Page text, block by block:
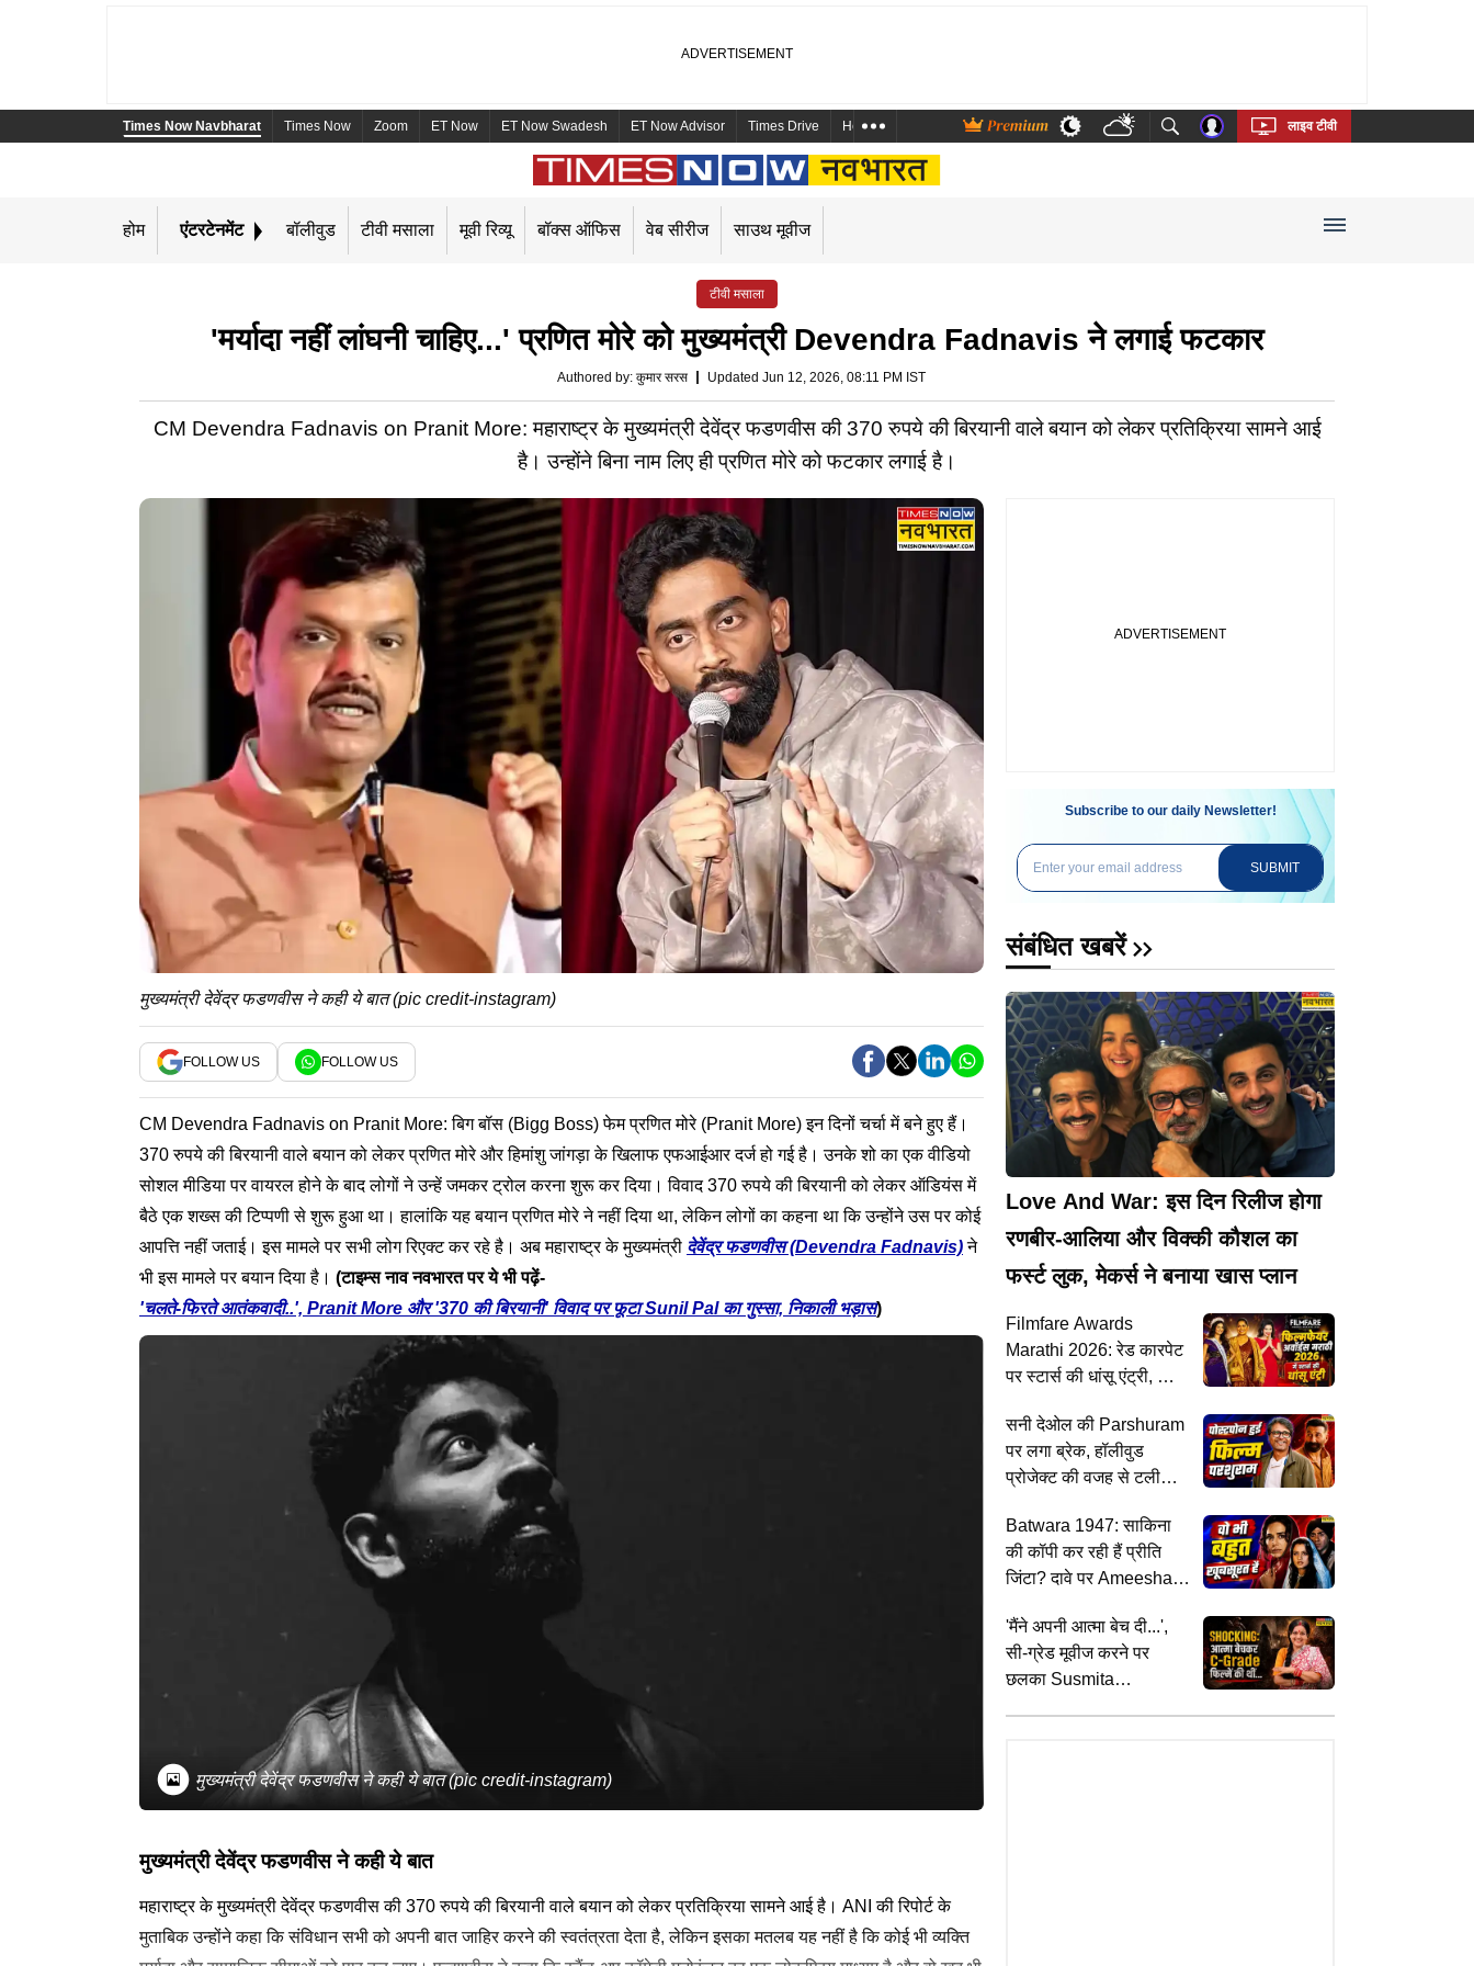
Times Now Navbharat Times Now Zoom ET Now ET Now Swadesh ET Now Advisor Times Drive Health and Me Marathi Bengali Telugu Tamil Kannada Malayalam
लाइव टीवी
होम एंटरटेनमेंट बॉलीवुड टीवी मसाला मूवी रिव्यू बॉक्स ऑफिस वेब सीरीज साउथ मूवीज
टीवी मसाला
'मर्यादा नहीं लांघनी चाहिए...' प्रणित मोरे को मुख्यमंत्री Devendra Fadnavis ने लगाई फटकार
Authored by: कुमार सरस Updated Jun 12, 2026, 08:11 PM IST
CM Devendra Fadnavis on Pranit More: महाराष्ट्र के मुख्यमंत्री देवेंद्र फडणवीस की 370 रुपये की बिरयानी वाले बयान को लेकर प्रतिक्रिया सामने आई
है। उन्होंने बिना नाम लिए ही प्रणित मोरे को फटकार लगाई है।
मुख्यमंत्री देवेंद्र फडणवीस ने कही ये बात (pic credit-instagram)
FOLLOW US FOLLOW US
CM Devendra Fadnavis on Pranit More: बिग बॉस (Bigg Boss) फेम प्रणित मोरे (Pranit More) इन दिनों चर्चा में बने हुए हैं।
370 रुपये की बिरयानी वाले बयान को लेकर प्रणित मोरे और हिमांशु जांगड़ा के खिलाफ एफआईआर दर्ज हो गई है। उनके शो का एक वीडियो
सोशल मीडिया पर वायरल होने के बाद लोगों ने उन्हें जमकर ट्रोल करना शुरू कर दिया। विवाद 370 रुपये की बिरयानी को लेकर ऑडियंस में
बैठे एक शख्स की टिप्पणी से शुरू हुआ था। हालांकि यह बयान प्रणित मोरे ने नहीं दिया था, लेकिन लोगों का कहना था कि उन्होंने उस पर कोई
आपत्ति नहीं जताई। इस मामले पर सभी लोग रिएक्ट कर रहे है। अब महाराष्ट्र के मुख्यमंत्री देवेंद्र फडणवीस (Devendra Fadnavis)ने
भी इस मामले पर बयान दिया है। (टाइम्स नाव नवभारत पर ये भी पढ़ें-
'चलते-फिरते आतंकवादी..', Pranit More और '370 की बिरयानी' विवाद पर फूटा Sunil Pal का गुस्सा, निकाली भड़ास)
मुख्यमंत्री देवेंद्र फडणवीस ने कही ये बात (pic credit-instagram)
मुख्यमंत्री देवेंद्र फडणवीस ने कही ये बात
महाराष्ट्र के मुख्यमंत्री देवेंद्र फडणवीस की 370 रुपये की बिरयानी वाले बयान को लेकर प्रतिक्रिया सामने आई है। ANI की रिपोर्ट के
मुताबिक उन्होंने कहा कि संविधान सभी को अपनी बात जाहिर करने की स्वतंत्रता देता है, लेकिन इसका मतलब यह नहीं है कि कोई भी व्यक्ति
Subscribe to our daily Newsletter!
SUBMIT
संबंधित खबरें
Love And War: इस दिन रिलीज होगा
रणबीर-आलिया और विक्की कौशल का
फर्स्ट लुक, मेकर्स ने बनाया खास प्लान
Filmfare Awards
Marathi 2026: रेड कारपेट
पर स्टार्स की धांसू एंट्री, कौन
ट्रॉफी?
सनी देओल की Parshuram
पर लगा ब्रेक, हॉलीवुड
प्रोजेक्ट की वजह से टली
Batwara 1947: साकिना
की कॉपी कर रही हैं प्रीति
जिंटा? दावे पर Ameesha
'मैंने अपनी आत्मा बेच दी...',
सी-ग्रेड मूवीज करने पर
छलका Susmita